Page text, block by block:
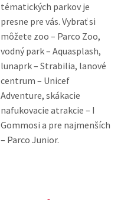
tématických parkov je
presne pre vás. Vybrať si
môžete zoo – Parco Zoo,
vodný park – Aquasplash,
lunaprk – Strabilia, lanové
centrum – Unicef
Adventure, skákacie
nafukovacie atrakcie – I
Gommosi a pre najmenších
– Parco Junior.